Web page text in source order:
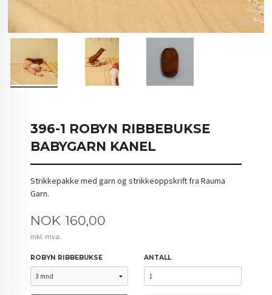
396-1 ROBYN RIBBEBUKSE
BABYGARN KANEL
Strikkepakke med garn og strikkeoppskrift fra Rauma
Garn.
Pris
NOK 160,00
inkl. mva.
ROBYN RIBBEBUKSE ANTALL